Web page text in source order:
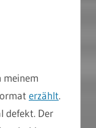
meinem
erzählt.
defekt. Der